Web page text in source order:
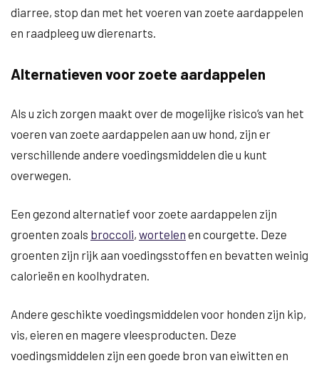
diarree, stop dan met het voeren van zoete aardappelen
en raadpleeg uw dierenarts.
Alternatieven voor zoete aardappelen
Als u zich zorgen maakt over de mogelijke risico’s van het
voeren van zoete aardappelen aan uw hond, zijn er
verschillende andere voedingsmiddelen die u kunt
overwegen.
Een gezond alternatief voor zoete aardappelen zijn
groenten zoals broccoli, wortelen en courgette. Deze
groenten zijn rijk aan voedingsstoffen en bevatten weinig
calorieën en koolhydraten.
Andere geschikte voedingsmiddelen voor honden zijn kip,
vis, eieren en magere vleesproducten. Deze
voedingsmiddelen zijn een goede bron van eiwitten en